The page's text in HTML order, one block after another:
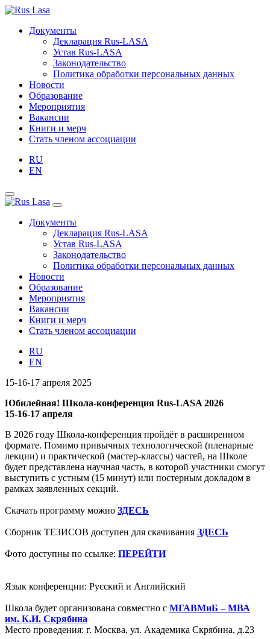
Документы
Декларация Rus-LASA
Устав Rus-LASA
Законодательство
Политика обработки персональных данных
Новости
Образование
Мероприятия
Вакансии
Книги и мерч
Стать членом ассоциации
RU
EN
Документы
Декларация Rus-LASA
Устав Rus-LASA
Законодательство
Политика обработки персональных данных
Новости
Образование
Мероприятия
Вакансии
Книги и мерч
Стать членом ассоциации
RU
EN
15-16-17 апреля 2025
Юбилейная! Школа-конференция Rus-LASA 2026
15-16-17 апреля
В 2026 году Школа-конференция пройдёт в расширенном
формате. Помимо привычных технологической (пленарные
лекции) и практической (мастер-классы) частей, на Школе
будет представлена научная часть, в которой участники смогут
выступить с устным (15 минут) или постерным докладом в
рамках заявленных секций.
Скачать программу можно ЗДЕСЬ
Сборник ТЕЗИСОВ доступен для скачивания ЗДЕСЬ
Фото доступны по ссылке: ПЕРЕЙТИ
Язык конференции: Русский и Английский
Школа будет организована совместно с МГАВМиБ – МВА
им. К.И. Скрябина
Место проведения: г. Москва, ул. Академика Скрябина, д.23